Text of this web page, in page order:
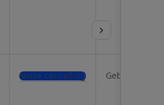
Noise cancelling